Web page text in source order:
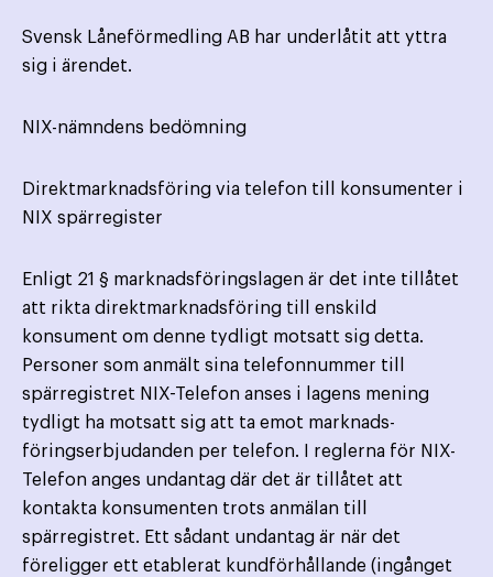
Svensk Låneförmedling AB har underlåtit att yttra
sig i ärendet.
NIX-nämndens bedömning
Direktmarknadsföring via telefon till konsumenter i
NIX spärregister
Enligt 21 § marknadsföringslagen är det inte tillåtet
att rikta direktmarknadsföring till enskild
konsument om denne tydligt motsatt sig detta.
Personer som anmält sina telefonnummer till
spärregistret NIX-Telefon anses i lagens mening
tydligt ha motsatt sig att ta emot marknads­
föringserbjudanden per telefon. I reglerna för NIX-
Telefon anges undantag där det är tillåtet att
kontakta konsumenten trots anmälan till
spärregistret. Ett sådant undantag är när det
föreligger ett etablerat kundförhållande (ingånget